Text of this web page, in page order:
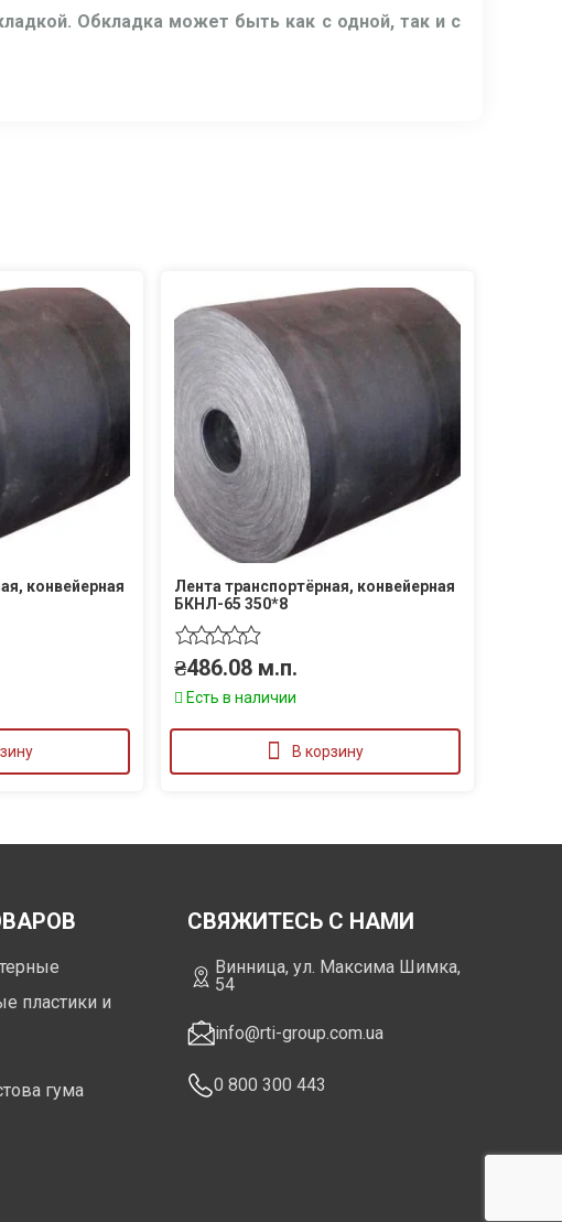
Обкладка может быть как с одной, так и с
конвейерная
Лента транспортёрная, конвейерная
БКНЛ-65 350*8
₴486.08 м.п.
Есть в наличии
В корзину
пластики и
гума
СВЯЖИТЕСЬ С НАМИ
Винница, ул. Максима Шимка,
54
info@rti-group.com.ua
0 800 300 443